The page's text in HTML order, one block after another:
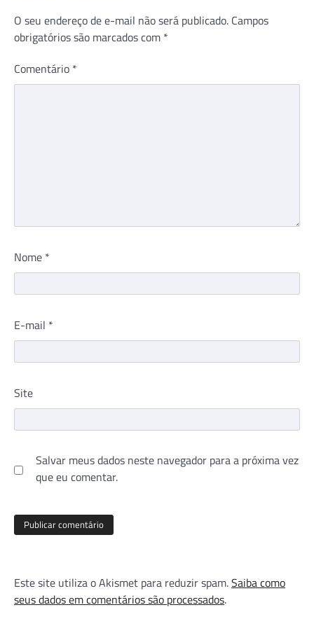
O seu endereço de e-mail não será publicado. Campos
obrigatórios são marcados com *
Comentário *
Nome *
E-mail *
Site
Salvar meus dados neste navegador para a próxima vez
que eu comentar.
Este site utiliza o Akismet para reduzir spam.Saiba como
seus dados em comentários são processados.